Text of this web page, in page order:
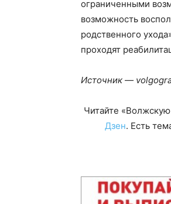
ограниченными
возможность
родственного
проходят
Источник —
Читайте
Дзен. Есть